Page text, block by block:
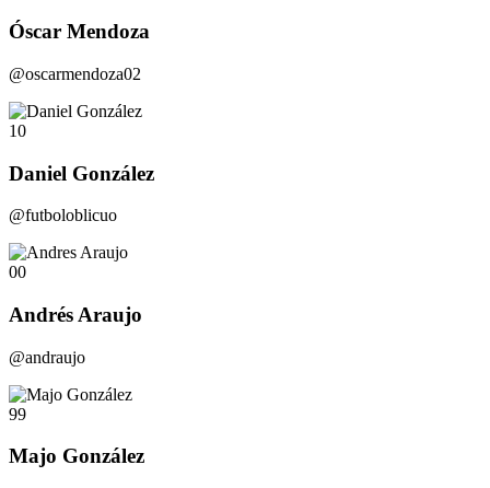
Óscar Mendoza
@oscarmendoza02
10
Daniel González
@futboloblicuo
00
Andrés Araujo
@andraujo
99
Majo González